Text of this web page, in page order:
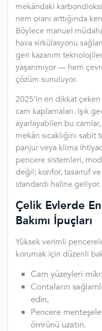
mekândaki
nem oranı arttığında
Böylece manuel
hava sirkülasyonu
geri kazanım
yaşanmıyor — hem
çözüm sunuluyor.
2025’in en dikkat
cam kaplamaları. Işık
ayarlayabilen bu camlar,
mekân sıcaklığını
panjur veya klima
pencere sistemleri,
değil; konfor, tasarruf
standardı haline geliyor.
Çelik Evlerde
Bakımı İpuçları
Yüksek verimli
korumak için düzenli
Cam yüzeyleri
Contaların
edin,
Pencere
ömrünü uzatın.